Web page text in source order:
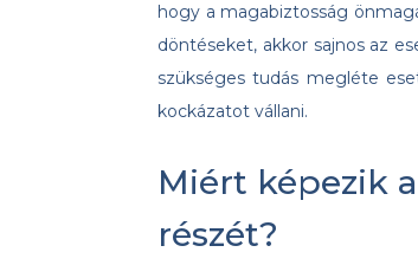
hogy a magabiztosság
döntéseket, akkor sajnos az
szükséges tudás megléte
kockázatot vállani.
Miért képezik
részét?